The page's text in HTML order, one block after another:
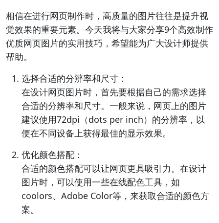
相信在进行网页制作时，高质量的图片往往是提升视
觉效果的重要元素。今天我将与大家分享9个高效制作
优质网页图片的实用技巧，希望能为广大设计师提供
帮助。
选择合适的分辨率和尺寸：
在设计网页图片时，首先要根据自己的需求选择
合适的分辨率和尺寸。一般来说，网页上的图片
建议使用72dpi（dots per inch）的分辨率，以
便在不同设备上获得最佳的显示效果。
优化颜色搭配：
合适的颜色搭配可以让网页更具吸引力。在设计
图片时，可以使用一些在线配色工具，如
coolors、Adobe Color等，来获取合适的颜色方
案。